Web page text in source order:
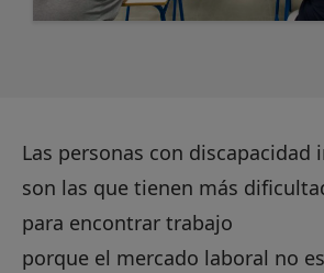
Las personas con discapacidad
son las que tienen más
para encontrar trabajo
porque el mercado laboral no